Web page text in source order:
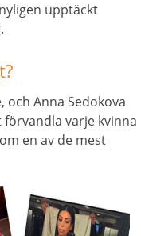
upptäckt
och Anna Sedokova
varje kvinna
en av de mest